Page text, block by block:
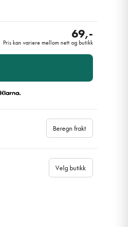
69,-
Pris kan variere mellom nett og butikk
Beregn frakt
Velg butikk